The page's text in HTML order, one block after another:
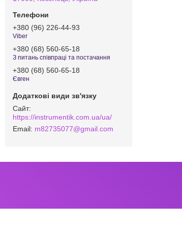
+380 (96) 226-44-93
Viber
+380 (68) 560-65-18
З питань співпраці та постачання
+380 (68) 560-65-18
Євген
https://instrumentik.com.ua/ua/
m82735077@gmail.com